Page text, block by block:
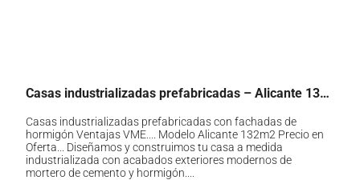
Casas industrializadas prefabricadas – Alicante 132 m2 Precios
Casas industrializadas prefabricadas con fachadas de
hormigón Ventajas VME.... Modelo Alicante 132m2 Precio en
Oferta... Diseñamos y construimos tu casa a medida
industrializada con acabados exteriores modernos de
mortero de cemento y hormigón....